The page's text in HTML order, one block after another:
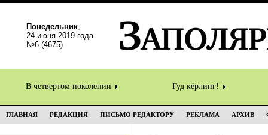
Понедельник,
24 июня 2019 года
№6 (4675)
В четвертом поколении Гуд кёрлинг!
ГЛАВНАЯ РЕДАКЦИЯ ПИСЬМО РЕДАКТОРУ РЕКЛАМА АРХИВ